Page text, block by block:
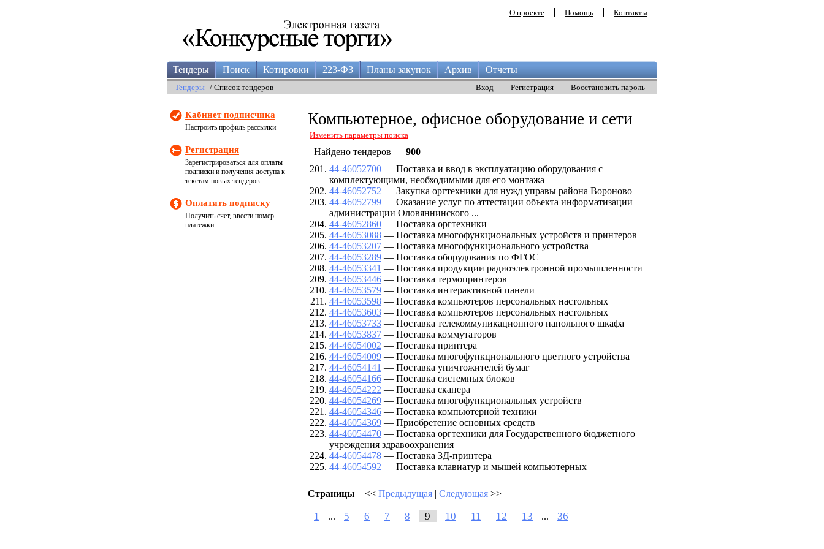
О проекте Помощь Контакты
Тендеры Поиск Котировки 223-ФЗ Планы закупок Архив Отчеты
Вход Регистрация Восстановить пароль
Тендеры / Список тендеров
Кабинет подписчика
Настроить профиль рассылки
Регистрация
Зарегистрироваться для оплаты
подписки и получения доступа к
текстам новых тендеров
Оплатить подписку
Получить счет, ввести номер
платежки
Компьютерное, офисное оборудование и сети
Изменить параметры поиска
Найдено тендеров — 900
44-46052700 — Поставка и ввод в эксплуатацию оборудования с
комплектующими, необходимыми для его монтажа
44-46052752 — Закупка оргтехники для нужд управы района Вороново
44-46052799 — Оказание услуг по аттестации объекта информатизации
администрации Оловяннинского ...
44-46052860 — Поставка оргтехники
44-46053088 — Поставка многофункциональных устройств и принтеров
44-46053207 — Поставка многофункционального устройства
44-46053289 — Поставка оборудования по ФГОС
44-46053341 — Поставка продукции радиоэлектронной промышленности
44-46053446 — Поставка термопринтеров
44-46053579 — Поставка интерактивной панели
44-46053598 — Поставка компьютеров персональных настольных
44-46053603 — Поставка компьютеров персональных настольных
44-46053733 — Поставка телекоммуникационного напольного шкафа
44-46053837 — Поставка коммутаторов
44-46054002 — Поставка принтера
44-46054009 — Поставка многофункционального цветного устройства
44-46054141 — Поставка уничтожителей бумаг
44-46054166 — Поставка системных блоков
44-46054222 — Поставка сканера
44-46054269 — Поставка многофункциональных устройств
44-46054346 — Поставка компьютерной техники
44-46054369 — Приобретение основных средств
44-46054470 — Поставка оргтехники для Государственного бюджетного
учреждения здравоохранения
44-46054478 — Поставка 3Д-принтера
44-46054592 — Поставка клавиатур и мышей компьютерных
Страницы << Предыдущая | Следующая >>
1 ... 5 6 7 8 9 10 11 12 13 ... 36